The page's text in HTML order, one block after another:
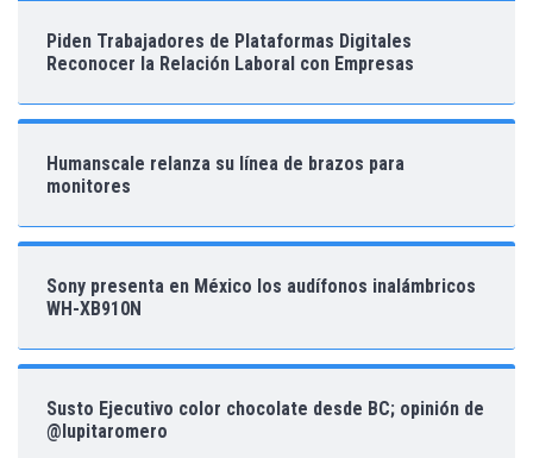
Piden Trabajadores de Plataformas Digitales
Reconocer la Relación Laboral con Empresas
Humanscale relanza su línea de brazos para
monitores
Sony presenta en México los audífonos inalámbricos
WH-XB910N
Susto Ejecutivo color chocolate desde BC; opinión de
@lupitaromero